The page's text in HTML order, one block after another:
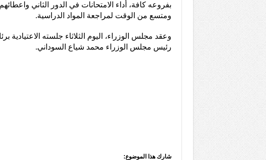
بفروعه كافة، أداء الامتحانات في الدور الثاني
ومتسع من الوقت لمراجعة المواد الدراسية.
وعقد مجلس الوزراء، اليوم الثلاثاء جلسته الاعتيادية
رئيس مجلس الوزراء محمد شياع السوداني.
شارك هذا الموضوع: